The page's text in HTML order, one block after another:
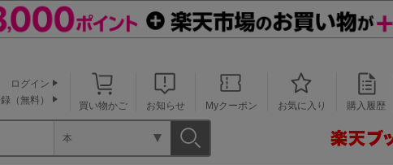
買い物かご お知らせ Myクーポン お気に入り 購入履歴
ログイン
（無料）
本